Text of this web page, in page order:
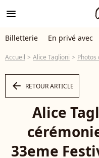
menu
Billetterie En privé avec
Accueil Alice Taglioni Photos
arrow_left RETOUR ARTICLE
Alice
33eme